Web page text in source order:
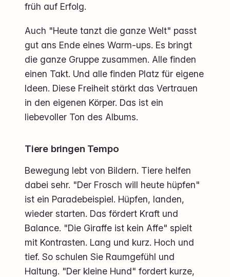
früh auf Erfolg.
Auch "Heute tanzt die ganze Welt" passt
gut ans Ende eines Warm-ups. Es bringt
die ganze Gruppe zusammen. Alle finden
einen Takt. Und alle finden Platz für eigene
Ideen. Diese Freiheit stärkt das Vertrauen
in den eigenen Körper. Das ist ein
liebevoller Ton des Albums.
Tiere bringen Tempo
Bewegung lebt von Bildern. Tiere helfen
dabei sehr. "Der Frosch will heute hüpfen"
ist ein Paradebeispiel. Hüpfen, landen,
wieder starten. Das fördert Kraft und
Balance. "Die Giraffe ist kein Affe" spielt
mit Kontrasten. Lang und kurz. Hoch und
tief. So schulen Sie Raumgefühl und
Haltung. "Der kleine Hund" fordert kurze,